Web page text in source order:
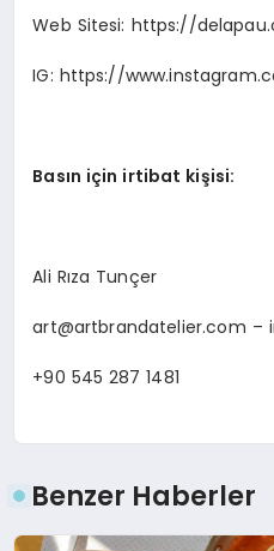
Web Sitesi: https://
IG: https://
Basın için irtibat kişisi:
Ali Rıza Tunçer
art@artbrandatelier.com –
+90 545 287 1481
Benzer Haberler